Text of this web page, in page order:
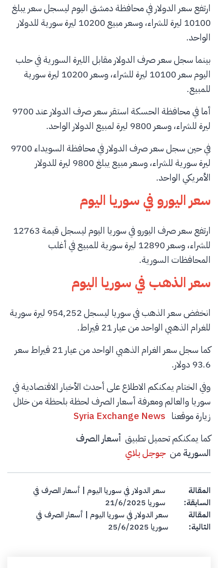
ارتفع سعر الدولار في محافظة دمشق اليوم ليسجل سعر يبلغ
10100 ليرة للشراء، وسعر مبيع 10200 ليرة سورية للدولار
الواحد.
بينما سجل سعر صرف الدولار مقابل الليرة السورية في حلب
اليوم سعر 10100 ليرة للشراء، وسعر 10200 ليرة سورية
للمبيع.
أما في محافظة الحسكة استقر سعر صرف الدولار عند 9700
ليرة للشراء، وسعر 9800 ليرة لمبيع الدولار الواحد.
في حين سجل سعر صرف الدولار في محافظة السويداء 9700
ليرة سورية للشراء، وسعر مبيع يبلغ 9800 ليرة للدولار
الأمريكي الواحد.
سعر اليورو في سوريا اليوم
ارتفع سعر صرف اليورو في سوريا اليوم ليسجل قيمة 12763
للشراء، وسعر 12890 ليرة سورية للمبيع في أغلب
المحافظات السورية.
سعر الذهب في سوريا اليوم
انخفض سعر الذهب في سوريا ليسجل 954,252 ليرة سورية
للغرام الذهبي الواحد من عيار 21 قيراط.
كما سجل سعر الغرام الذهبي الواحد من عيار 21 قيراط سعر
93.6 دولار.
وفي الختام يمكنكم الاطلاع على أحدث الأخبار الاقتصادية في
سوريا والعالم ومعرفة أسعار الصرف لحظة بلحظة من خلال
زيارة موقعنا Syria Exchange News
كما يمكنكم تحميل تطبيق أسعار الصرف
السورية من جوجل بلاي
Post navigation
المقالة
السابقة:
سعر الدولار في سوريا اليوم | أسعار الصرف في
سوريا 21/6/2025
المقالة
التالية:
سعر الدولار في سوريا اليوم | أسعار الصرف في
سوريا 25/6/2025